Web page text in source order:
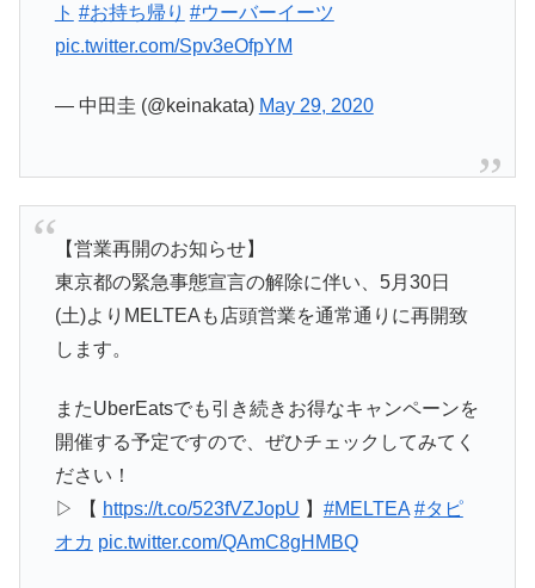
ト #お持ち帰り #ウーバーイーツ
pic.twitter.com/Spv3eOfpYM
— 中田圭 (@keinakata) May 29, 2020
【営業再開のお知らせ】
東京都の緊急事態宣言の解除に伴い、5月30日
(土)よりMELTEAも店頭営業を通常通りに再開致
します。
またUberEatsでも引き続きお得なキャンペーンを
開催する予定ですので、ぜひチェックしてみてく
ださい！
▷ 【 https://t.co/523fVZJopU 】 #MELTEA #タピ
オカ pic.twitter.com/QAmC8gHMBQ